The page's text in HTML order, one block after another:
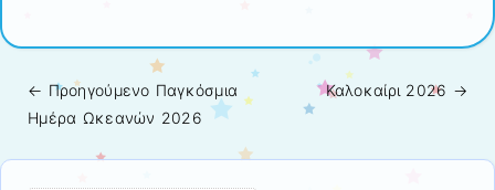
Πλοήγηση άρθρων
← Προηγούμενo Παγκόσμια
Ημέρα Ωκεανών 2026
Καλοκαίρι 2026 →